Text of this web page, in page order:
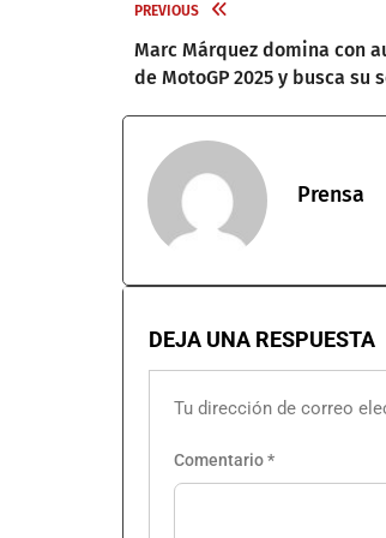
PREVIOUS
Marc Márquez domina con
de MotoGP 2025 y busca
Prensa
DEJA UNA RESPUESTA
Tu dirección de correo
Comentario*